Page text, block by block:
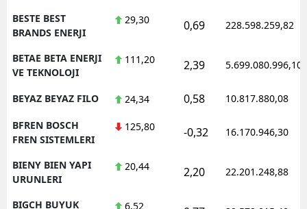
BESTE BEST
BRANDS ENERJI
29,30 0,69 228.598.259,82
BETAE BETA ENERJI
VE TEKNOLOJI
111,20 2,39 5.699.080.996,10
BEYAZ BEYAZ FILO 24,34 0,58 10.817.880,08
BFREN BOSCH
FREN SISTEMLERI
125,80 -0,32 16.170.946,30
BIENY BIEN YAPI
URUNLERI
20,44 2,20 22.201.248,88
BIGCH BUYUK
6,52